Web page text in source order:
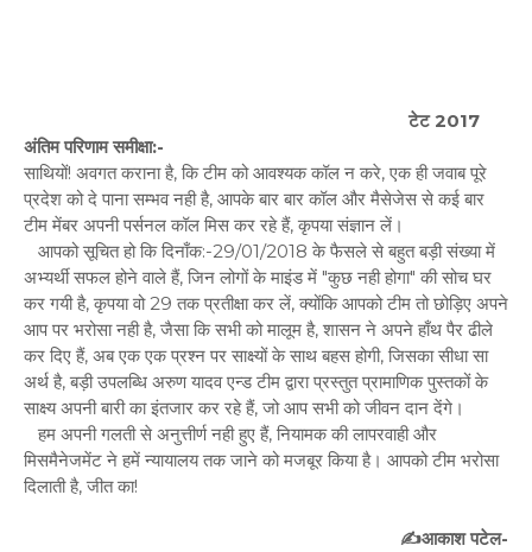
टेट 2017
अंतिम परिणाम समीक्षा:-
साथियों! अवगत कराना है, कि टीम को आवश्यक कॉल न करे, एक ही जवाब पूरे
प्रदेश को दे पाना सम्भव नही है, आपके बार बार कॉल और मैसेजेस से कई बार
टीम मेंबर अपनी पर्सनल कॉल मिस कर रहे हैं, कृपया संज्ञान लें।
आपको सूचित हो कि दिनाँक:-29/01/2018 के फैसले से बहुत बड़ी संख्या में
अभ्यर्थी सफल होने वाले हैं, जिन लोगों के माइंड में "कुछ नही होगा" की सोच घर
कर गयी है, कृपया वो 29 तक प्रतीक्षा कर लें, क्योंकि आपको टीम तो छोड़िए अपने
आप पर भरोसा नही है, जैसा कि सभी को मालूम है, शासन ने अपने हाँथ पैर ढीले
कर दिए हैं, अब एक एक प्रश्न पर साक्ष्यों के साथ बहस होगी, जिसका सीधा सा
अर्थ है, बड़ी उपलब्धि अरुण यादव एन्ड टीम द्वारा प्रस्तुत प्रामाणिक पुस्तकों के
साक्ष्य अपनी बारी का इंतजार कर रहे हैं, जो आप सभी को जीवन दान देंगे।
‎हम अपनी गलती से अनुत्तीर्ण नही हुए हैं, नियामक की लापरवाही और
मिसमैनेजमेंट ने हमें न्यायालय तक जाने को मजबूर किया है। आपको टीम भरोसा
दिलाती है, जीत का!
✍️आकाश पटेल-